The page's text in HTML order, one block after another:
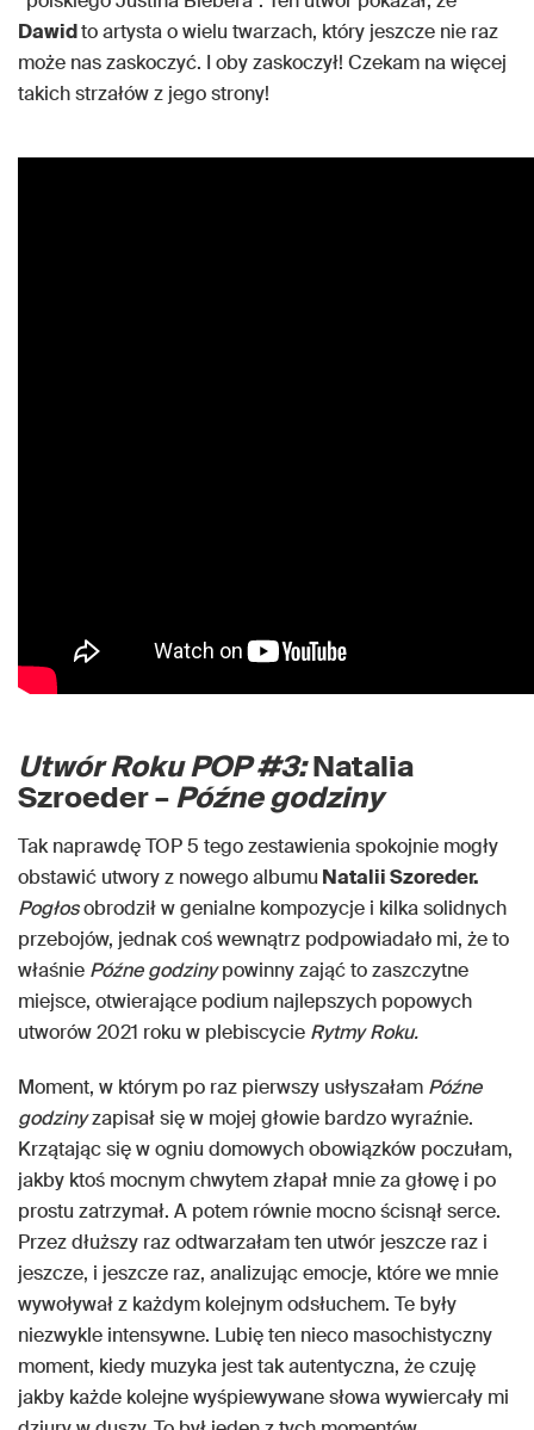
Dawidto artysta o wielu twarzach, który jeszcze nie raz
może nas zaskoczyć. I oby zaskoczył! Czekam na więcej
takich strzałów z jego strony!
Utwór Roku POP #3:Natalia
Szroeder –Późne godziny
Tak naprawdę TOP 5 tego zestawienia spokojnie mogły
obstawić utwory z nowego albumu Natalii Szoreder.
Pogłosobrodził w genialne kompozycje i kilka solidnych
przebojów, jednak coś wewnątrz podpowiadało mi, że to
właśnie Późne godzinypowinny zająć to zaszczytne
miejsce, otwierające podium najlepszych popowych
utworów 2021 roku w plebiscycie Rytmy Roku.
Moment, w którym po raz pierwszy usłyszałam Późne
godzinyzapisał się w mojej głowie bardzo wyraźnie.
Krzątając się w ogniu domowych obowiązków poczułam,
jakby ktoś mocnym chwytem złapał mnie za głowę i po
prostu zatrzymał. A potem równie mocno ścisnął serce.
Przez dłuższy raz odtwarzałam ten utwór jeszcze raz i
jeszcze, i jeszcze raz, analizując emocje, które we mnie
wywoływał z każdym kolejnym odsłuchem. Te były
niezwykle intensywne. Lubię ten nieco masochistyczny
moment, kiedy muzyka jest tak autentyczna, że czuję
jakby każde kolejne wyśpiewywane słowa wywiercały mi